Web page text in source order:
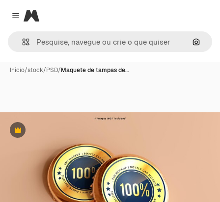
Close menu
Magnific
Início/stock/PSD/Maquete de tampas de…
Premium